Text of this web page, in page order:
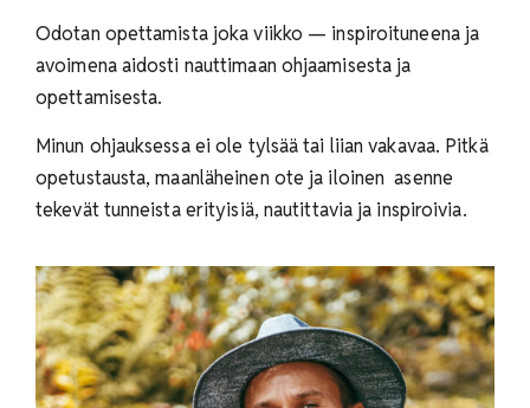
Odotan opettamista joka viikko — inspiroituneena ja
avoimena aidosti nauttimaan ohjaamisesta ja
opettamisesta.
Minun ohjauksessa ei ole tylsää tai liian vakavaa. Pitkä
opetustausta, maanläheinen ote ja iloinen asenne
tekevät tunneista erityisiä, nautittavia ja inspiroivia.